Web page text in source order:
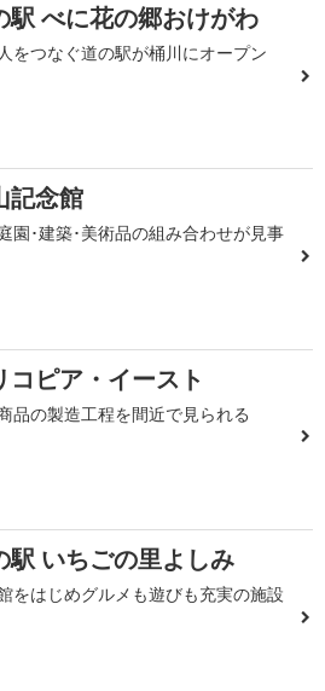
駅 べに花の郷おけがわ
をつなぐ道の駅が桶川にオープン
記念館
園･建築･美術品の組み合わせが見事
コピア・イースト
品の製造工程を間近で見られる
駅 いちごの里よしみ
をはじめグルメも遊びも充実の施設